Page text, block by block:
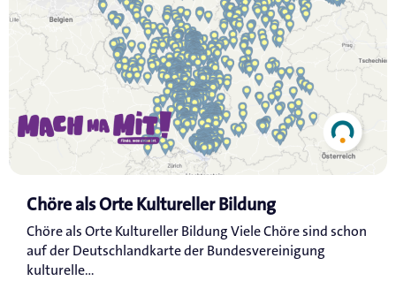
Chöre als Orte Kultureller Bildung
Chöre als Orte Kultureller Bildung Viele Chöre sind schon
auf der Deutschlandkarte der Bundesvereinigung
kulturelle...